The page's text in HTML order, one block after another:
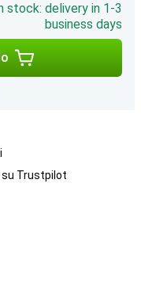
stock: delivery in 1-3
business days
su Trustpilot